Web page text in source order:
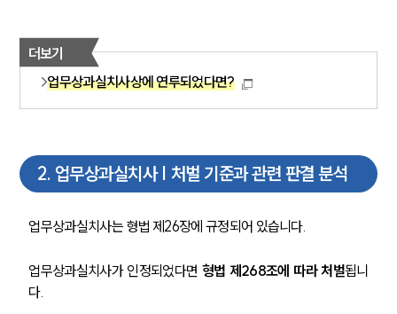
더보기
업무상과실치사상에 연루되었다면?
2. 업무상과실치사 | 처벌 기준과 관련 판결 분석
업무상과실치사는 형법 제26장에 규정되어 있습니다.
업무상과실치사가 인정되었다면 형법 제268조에 따라 처벌됩니
다.